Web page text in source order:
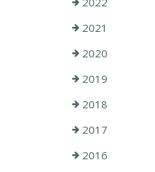
2021
2020
2019
2018
2017
2016